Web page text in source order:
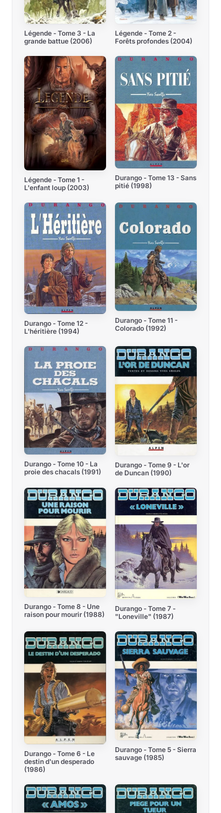
Légende - Tome 3 - La
grande battue (2006)
Légende - Tome 2 -
Forêts profondes (2004)
Légende - Tome 1 -
L'enfant loup (2003)
Durango - Tome 13 - Sans
pitié (1998)
Durango - Tome 12 -
L'héritière (1994)
Durango - Tome 11 -
Colorado (1992)
Durango - Tome 10 - La
proie des chacals (1991)
Durango - Tome 9 - L'or
de Duncan (1990)
Durango - Tome 8 - Une
raison pour mourir (1988)
Durango - Tome 7 -
"Loneville" (1987)
Durango - Tome 6 - Le
destin d'un desperado
(1986)
Durango - Tome 5 - Sierra
sauvage (1985)